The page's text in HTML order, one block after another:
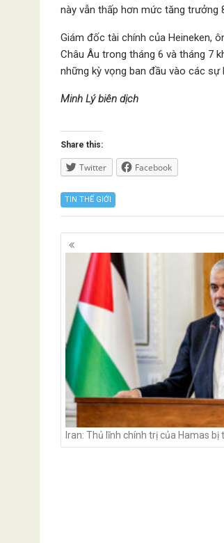
này vẫn thấp hơn mức tăng trưởng
Giám đốc tài chính của Heineken,
Châu Âu trong tháng 6 và tháng 7
những kỳ vọng ​​ban đầu vào các
Minh Lý biên dịch
Share this:
Twitter Facebook
TIN THẾ GIỚI
Posts
navigation
Iran: Thủ lĩnh chính trị của Hamas